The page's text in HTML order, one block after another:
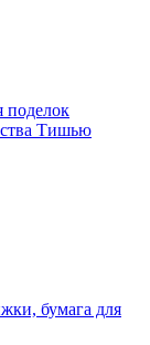
поделок
Тишью
бумага для